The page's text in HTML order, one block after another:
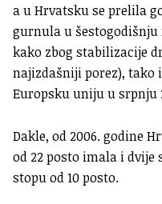
a u Hrvatsku se prelila
gurnula u šestogodišnju
kako zbog stabilizacije
najizdašniji porez), tako
Europsku uniju u srpnju
Dakle, od 2006. godine
od 22 posto imala i
stopu od 10 posto.